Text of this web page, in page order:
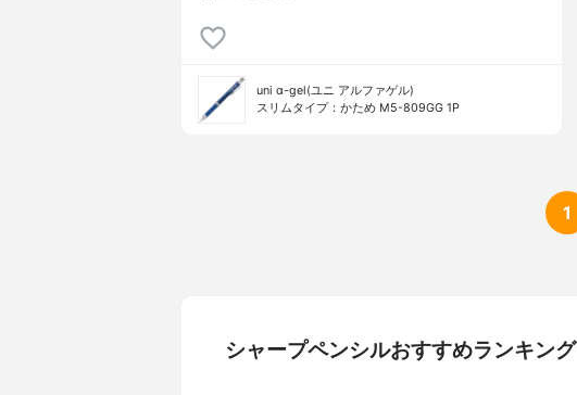
uni α-gel(ユニ アルファゲル)
スリムタイプ：かため M5-809GG 1P
1
シャープペンシルおすすめランキング